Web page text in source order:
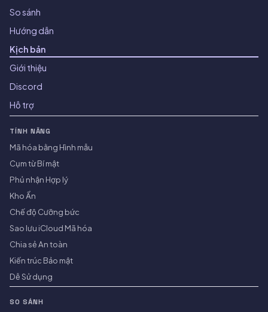
So sánh
Hướng dẫn
Kịch bản
Giới thiệu
Discord
Hỗ trợ
TÍNH NĂNG
Mã hóa bằng Hình mẫu
Cụm từ Bí mật
Phủ nhận Hợp lý
Kho Ẩn
Chế độ Cưỡng bức
Sao lưu iCloud Mã hóa
Chia sẻ An toàn
Kiến trúc Bảo mật
Dễ Sử dụng
SO SÁNH